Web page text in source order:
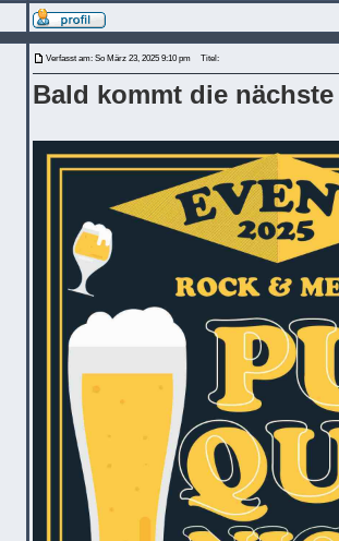
Verfasst am: So März 23, 2025 9:10 pm Titel:
Bald kommt die